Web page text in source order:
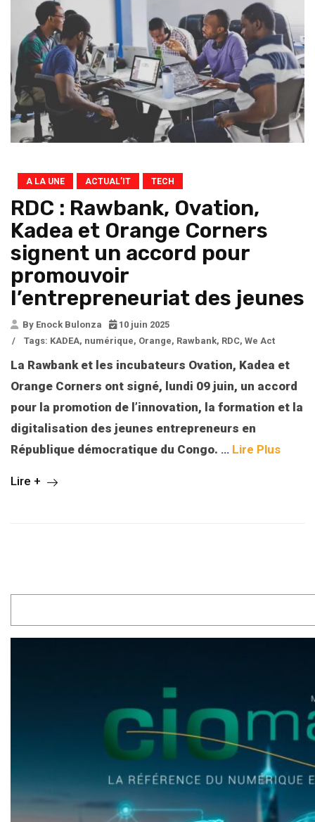
A LA UNE ACTUAL’IT TECH
RDC : Rawbank, Ovation,
Kadea et Orange Corners
signent un accord pour
promouvoir
l’entrepreneuriat des jeunes
By Enock Bulonza
10 juin 2025
/
Tags: KADEA, numérique, Orange, Rawbank, RDC, We Act
La Rawbank et les incubateurs Ovation, Kadea et
Orange Corners ont signé, lundi 09 juin, un accord
pour la promotion de l’innovation, la formation et la
digitalisation des jeunes entrepreneurs en
République démocratique du Congo. … Lire Plus
Lire +